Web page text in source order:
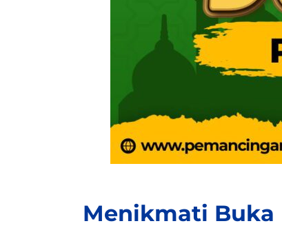
Menikmati Buka